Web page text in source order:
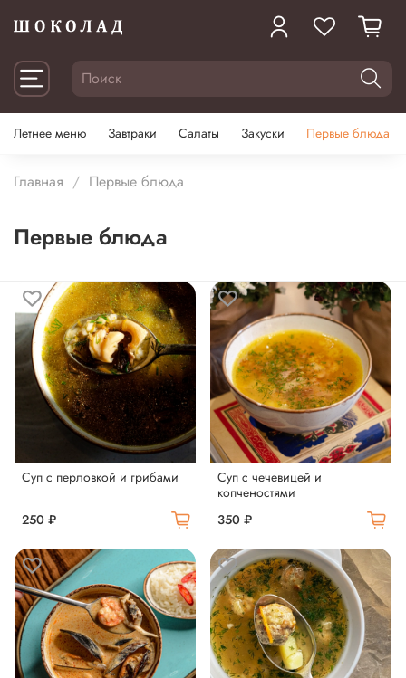
Летнее меню Завтраки Салаты Закуски Первые блюда
Главная Первые блюда
Первые блюда
Суп с перловкой и грибами
250 ₽
Суп с чечевицей и
копченостями
350 ₽